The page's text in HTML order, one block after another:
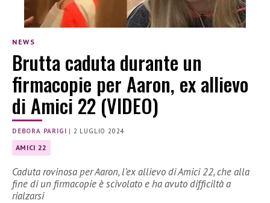
NEWS
Brutta caduta durante un
firmacopie per Aaron, ex allievo
di Amici 22 (VIDEO)
DEBORA PARIGI | 2 LUGLIO 2024
AMICI 22
Caduta rovinosa per Aaron, l’ex allievo di Amici 22, che alla
fine di un firmacopie è scivolato e ha avuto difficiltà a
rialzarsi